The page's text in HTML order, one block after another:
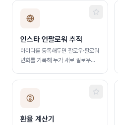
인스타 언팔로워 추적
아이디를 등록해두면 팔로우·팔로워
변화를 기록해 누가 새로 팔로우하
증(파란 배지) 계정은 인스타그램이
팔로워 명단을 일부만 공개해 추적
할 수 없습니다.
환율 계산기